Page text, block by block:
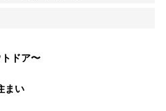
ドア〜
まい